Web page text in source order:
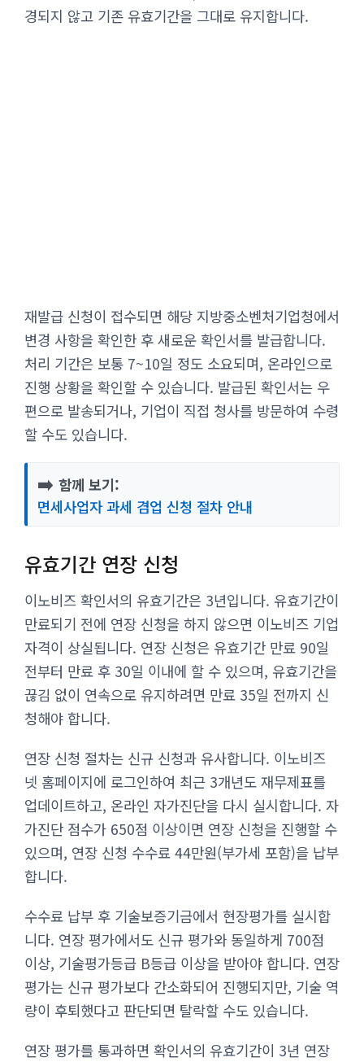
경되지 않고 기존 유효기간을 그대로 유지합니다.
재발급 신청이 접수되면 해당 지방중소벤처기업청에서
변경 사항을 확인한 후 새로운 확인서를 발급합니다.
처리 기간은 보통 7~10일 정도 소요되며, 온라인으로
진행 상황을 확인할 수 있습니다. 발급된 확인서는 우
편으로 발송되거나, 기업이 직접 청사를 방문하여 수령
할 수도 있습니다.
➡️ 함께 보기:
면세사업자 과세 겸업 신청 절차 안내
유효기간 연장 신청
이노비즈 확인서의 유효기간은 3년입니다. 유효기간이
만료되기 전에 연장 신청을 하지 않으면 이노비즈 기업
자격이 상실됩니다. 연장 신청은 유효기간 만료 90일
전부터 만료 후 30일 이내에 할 수 있으며, 유효기간을
끊김 없이 연속으로 유지하려면 만료 35일 전까지 신
청해야 합니다.
연장 신청 절차는 신규 신청과 유사합니다. 이노비즈
넷 홈페이지에 로그인하여 최근 3개년도 재무제표를
업데이트하고, 온라인 자가진단을 다시 실시합니다. 자
가진단 점수가 650점 이상이면 연장 신청을 진행할 수
있으며, 연장 신청 수수료 44만원(부가세 포함)을 납부
합니다.
수수료 납부 후 기술보증기금에서 현장평가를 실시합
니다. 연장 평가에서도 신규 평가와 동일하게 700점
이상, 기술평가등급 B등급 이상을 받아야 합니다. 연장
평가는 신규 평가보다 간소화되어 진행되지만, 기술 역
량이 후퇴했다고 판단되면 탈락할 수도 있습니다.
연장 평가를 통과하면 확인서의 유효기간이 3년 연장